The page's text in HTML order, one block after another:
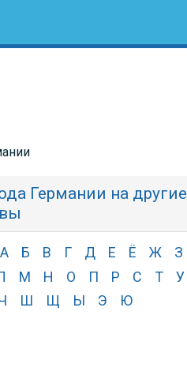
Германии на другие
А Б В Г Д Е Ё Ж З
М Н О П Р С Т У
Ш Щ Ы Э Ю